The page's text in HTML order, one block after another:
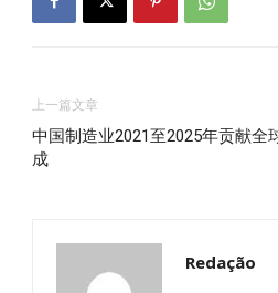
上一篇文章
中国制造业2021至2025年贡献全
成
Redação